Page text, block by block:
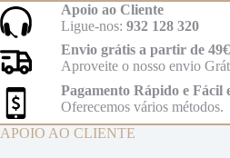
Apoio ao Cliente
Ligue-nos: 932 128 320
Envio grátis a partir de 49€
Aproveite o nosso envio
Pagamento Rápido e Fácil
Oferecemos vários métodos.
APOIO AO CLIENTE